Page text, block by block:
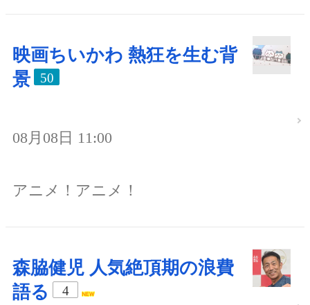
映画ちいかわ 熱狂を生む背
景
50
08月08日 11:00
アニメ！アニメ！
森脇健児 人気絶頂期の浪費
語る
4